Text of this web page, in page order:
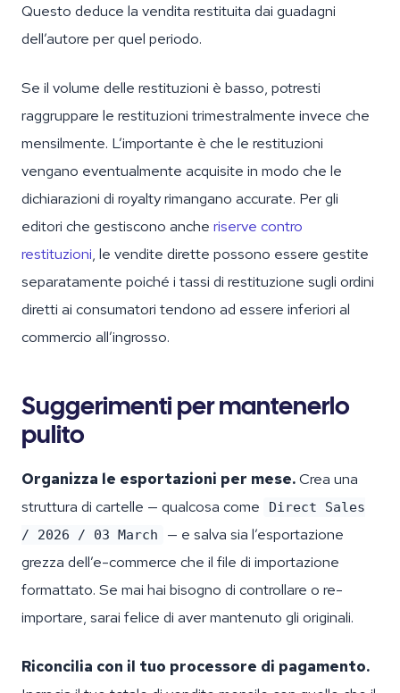
Questo deduce la vendita restituita dai guadagni
dell’autore per quel periodo.
Se il volume delle restituzioni è basso, potresti
raggruppare le restituzioni trimestralmente invece che
mensilmente. L’importante è che le restituzioni
vengano eventualmente acquisite in modo che le
dichiarazioni di royalty rimangano accurate. Per gli
editori che gestiscono anche riserve contro
restituzioni, le vendite dirette possono essere gestite
separatamente poiché i tassi di restituzione sugli ordini
diretti ai consumatori tendono ad essere inferiori al
commercio all’ingrosso.
Suggerimenti per mantenerlo
pulito
Organizza le esportazioni per mese.Crea una
struttura di cartelle — qualcosa come
Direct Sales
/ 2026 / 03 March
— e salva sia l’esportazione
grezza dell’e-commerce che il file di importazione
formattato. Se mai hai bisogno di controllare o re-
importare, sarai felice di aver mantenuto gli originali.
Riconcilia con il tuo processore di pagamento.